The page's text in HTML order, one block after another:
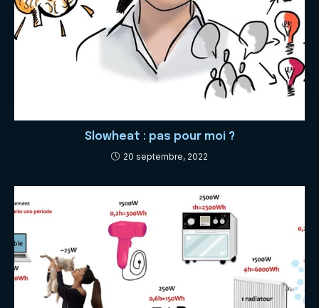
Slowheat : pas pour moi ?
20 septembre, 2022